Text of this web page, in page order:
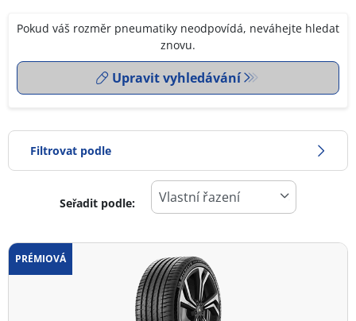
Pokud váš rozměr pneumatiky neodpovídá, neváhejte hledat
znovu.
Upravit vyhledávání
Filtrovat podle
Typ pneumatiky
Všechny typy (41)
Seřadit podle:
PRÉMIOVÁ